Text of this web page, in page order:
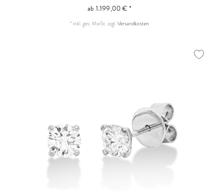
ab 1.199,00 € *
* inkl. ges. MwSt.zzgl.Versandkosten